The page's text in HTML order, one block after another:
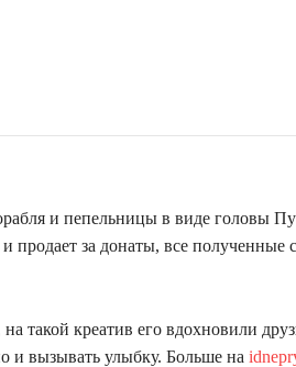
и пепельницы в виде головы
продает за донаты, все полученные
такой креатив его вдохновили
и вызывать улыбку. Больше на